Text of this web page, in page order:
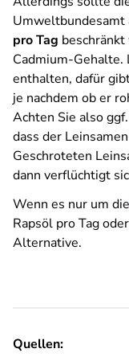
Umweltbundesamt
pro Tag
Cadmium-Gehalte.
enthalten, dafür
je nachdem ob er
Achten Sie also
dass der
Geschroteten
dann verflüchtigt
Wenn es nur um die
Rapsöl pro Tag
Alternative.
Quellen: